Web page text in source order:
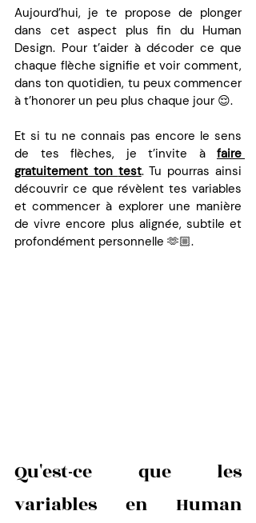
Aujourd’hui, je te propose de plonger
dans cet aspect plus fin du Human
Design. Pour t’aider à décoder ce que
chaque flèche signifie et voir comment,
dans ton quotidien, tu peux commencer
à t’honorer un peu plus chaque jour 😌.
Et si tu ne connais pas encore le sens
de tes flèches, je t’invite à faire
gratuitement ton test. Tu pourras ainsi
découvrir ce que révèlent tes variables
et commencer à explorer une manière
de vivre encore plus alignée, subtile et
profondément personnelle 🫶🏼.
Qu'est-ce que les
variables en Human